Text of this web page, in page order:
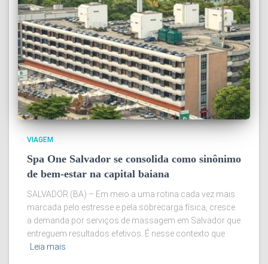
VIAGEM
Spa One Salvador se consolida como sinônimo
de bem-estar na capital baiana
SALVADOR (BA) – Em meio a uma rotina cada vez mais
marcada pelo estresse e pela sobrecarga física, cresce
a demanda por serviços de massagem em Salvador que
entreguem resultados efetivos. É nesse contexto que
Leia mais